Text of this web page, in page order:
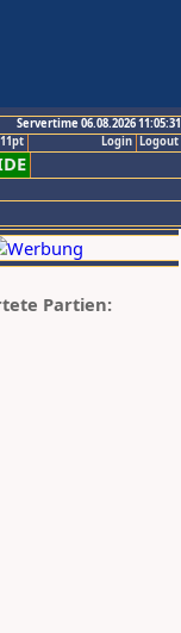
Servertime 06.08.2026 11:05:31
Logout
Login
Partien: